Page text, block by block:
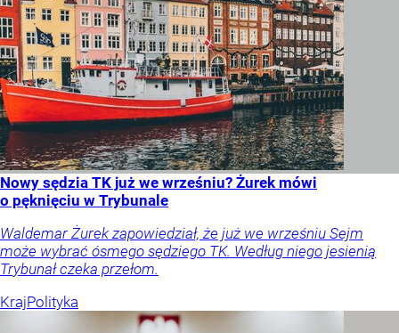
Nowy sędzia TK już we wrześniu? Żurek mówi
o pęknięciu w Trybunale
Waldemar Żurek zapowiedział, że już we wrześniu Sejm
może wybrać ósmego sędziego TK. Według niego jesienią
Trybunał czeka przełom.
KrajPolityka